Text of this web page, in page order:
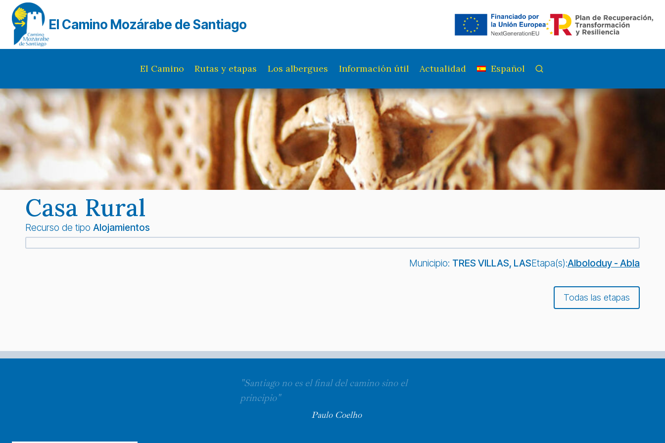
Saltar
contenido
El Camino Mozárabe de Santiago
El Camino Rutas y etapas Los albergues Información útil Actualidad Español
Casa Rural
Recurso de tipo Alojamientos
Municipio: TRES VILLAS, LASEtapa(s):Alboloduy - Abla
Todas las etapas
"Santiago no es el final del camino sino el
principio"
Paulo Coelho